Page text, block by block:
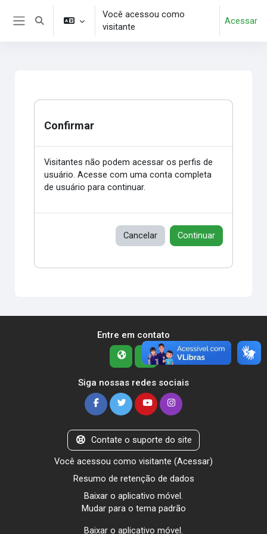
Ir para o conteúdo principal
Alternar entrada de pesquisa
Você acessou como
visitante
Acessar
Confirmar
Visitantes não podem acessar os perfis de
usuário. Acesse com uma conta completa
de usuário para continuar.
Cancelar Continuar
Entre em contato
Siga nossas redes sociais
Contate o suporte do site
Você acessou como visitante (Acessar)
Resumo de retenção de dados
Baixar o aplicativo móvel.
Mudar para o tema padrão
Baixar o aplicativo móvel.